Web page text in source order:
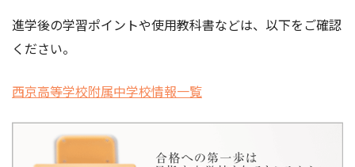
進学後の学習ポイントや使用教科書などは、以下をご確認
ください。
西京高等学校附属中学校情報一覧